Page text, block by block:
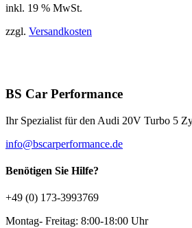
inkl. 19 % MwSt.
zzgl. Versandkosten
BS Car Performance
Ihr Spezialist für den Audi 20V Turbo 5
info@bscarperformance.de
Benötigen Sie Hilfe?
+49 (0) 173-3993769
Montag- Freitag: 8:00-18:00 Uhr